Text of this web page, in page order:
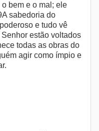
bem e o mal; ele
sabedoria do
e tudo vê
estão voltados
todas as obras do
agir como ímpio e